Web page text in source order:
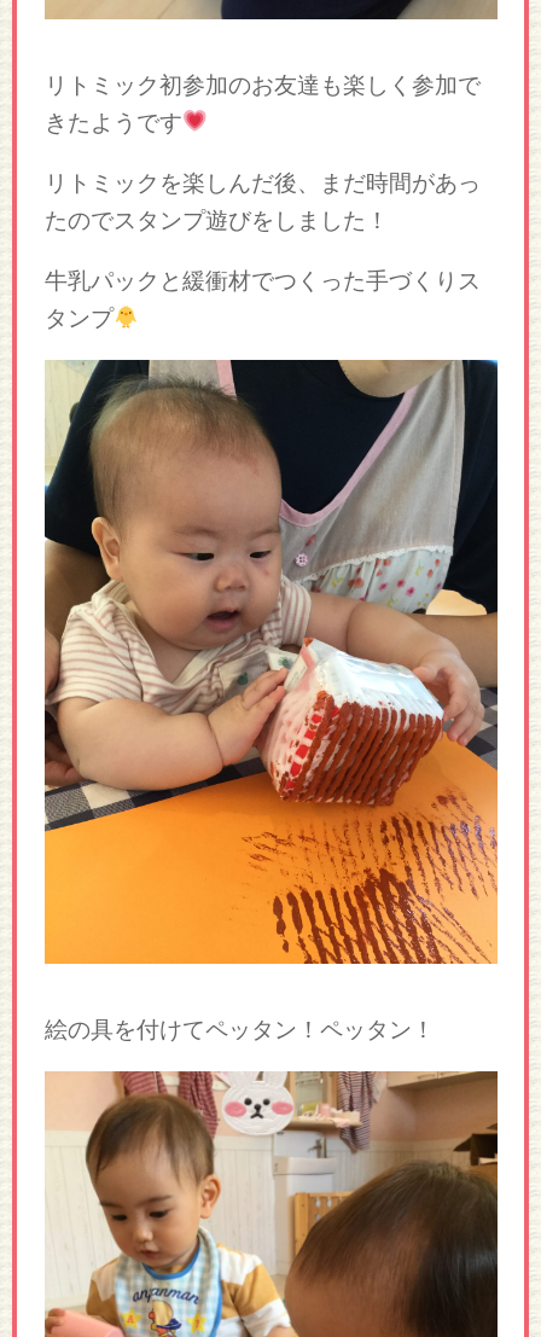
リトミック初参加のお友達も楽しく参加で
きたようです
リトミックを楽しんだ後、まだ時間があっ
たのでスタンプ遊びをしました！
牛乳パックと緩衝材でつくった手づくりス
タンプ
絵の具を付けてペッタン！ペッタン！